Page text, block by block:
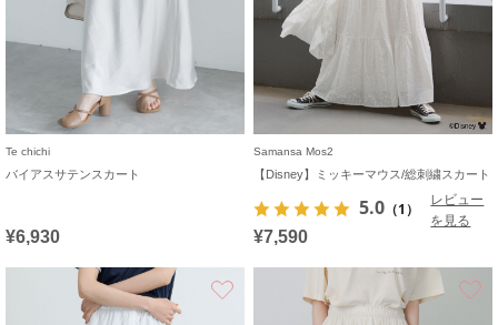
Te chichi
バイアスサテンスカート
¥6,930
Samansa Mos2
【Disney】ミッキーマウス/総刺繍スカート
5.0 （1）
レビュー
を見る
¥7,590